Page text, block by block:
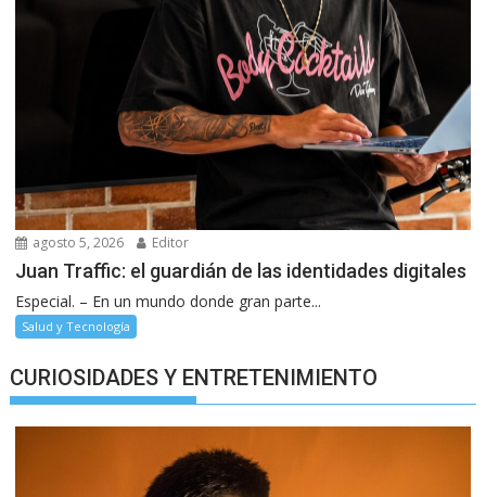
agosto 5, 2026 Editor
Juan Traffic: el guardián de las identidades digitales
Especial. – En un mundo donde gran parte...
Salud y Tecnología
CURIOSIDADES Y ENTRETENIMIENTO